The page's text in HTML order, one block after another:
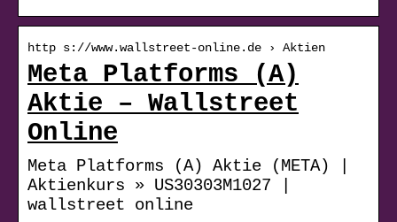
http s://www.wallstreet-online.de › Aktien
Meta Platforms (A)
Aktie – Wallstreet
Online
Meta Platforms (A) Aktie (META) |
Aktienkurs » US30303M1027 |
wallstreet online